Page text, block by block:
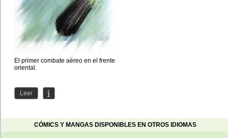
El primer combate aéreo en el frente
oriental.
Leer
CÓMICS Y MANGAS DISPONIBLES EN OTROS IDIOMAS